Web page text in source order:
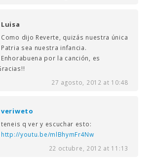
Luisa
Como dijo Reverte, quizás nuestra única
Patria sea nuestra infancia.
Enhorabuena por la canción, es
27 agosto, 2012 at 10:48
veriweto
teneis q ver y escuchar esto:
http://youtu.be/mlBhymFr4Nw
22 octubre, 2012 at 11:13